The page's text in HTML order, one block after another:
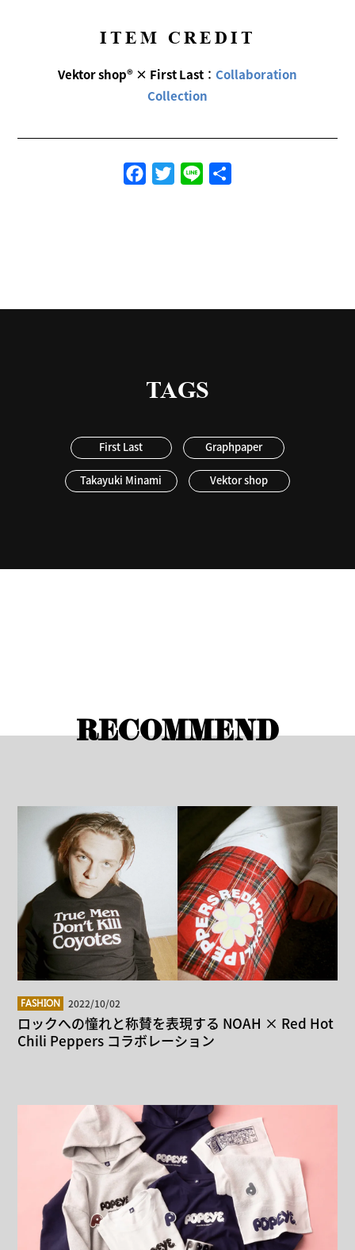
ITEM CREDIT
Vektor shop® × First Last： Collaboration
Collection
FacebookTwitterLine
TAGS
First Last Graphpaper
Takayuki Minami Vektor shop
RECOMMEND
FASHION 2022/10/02
ロックへの憧れと称賛を表現する NOAH × Red Hot
Chili Peppers コラボレーション